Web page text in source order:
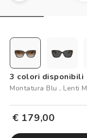
Controllo visivo
Logout
3 colori disponibili
Montatura Blu , Lenti
€ 179,00